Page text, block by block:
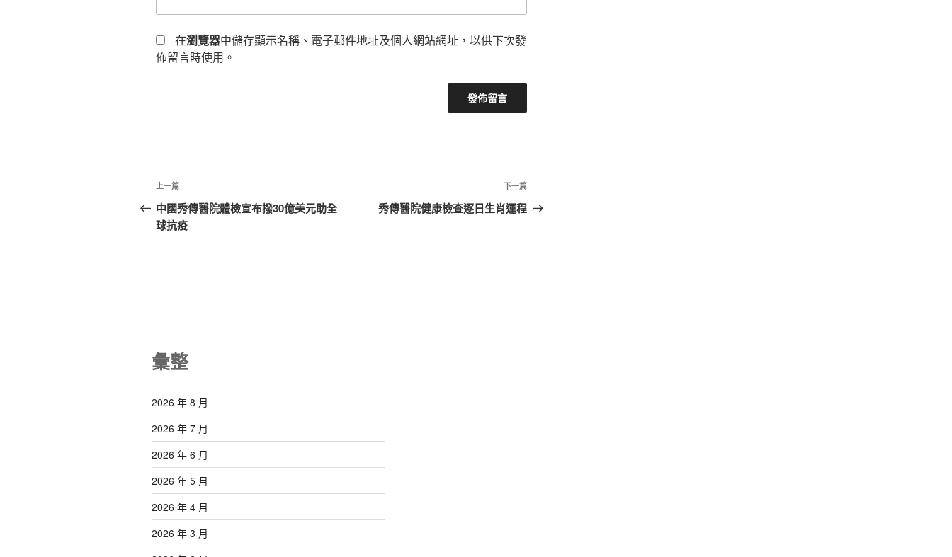
在瀏覽器中儲存顯示名稱、電子郵件地址及個人網站網址，以供下次發
佈留言時使用。
文
章
導
上
一
篇
上一篇
中國秀傳醫院體檢宣布撥30億美元助全
球抗疫
下
一
下一篇
秀傳醫院健康檢查逐日生肖運程
彙整
2026 年 8 月
2026 年 7 月
2026 年 6 月
2026 年 5 月
2026 年 4 月
2026 年 3 月